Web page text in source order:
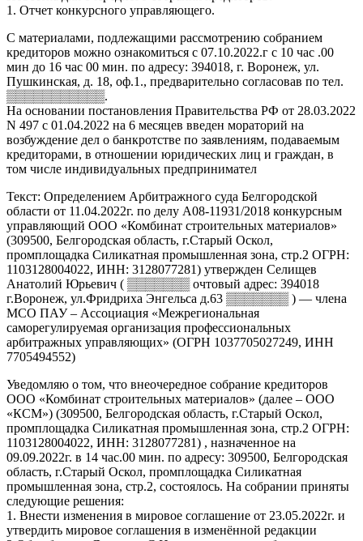
1. Отчет конкурсного управляющего.
С материалами, подлежащими рассмотрению собранием
кредиторов можно ознакомиться с 07.10.2022.г с 10 час .00
мин до 16 час 00 мин. по адресу: 394018, г. Воронеж, ул.
Пушкинская, д. 18, оф.1., предварительно согласовав по тел.
▒▒▒▒▒▒▒▒▒▒▒.
На основании постановления Правительства РФ от 28.03.2022
N 497 с 01.04.2022 на 6 месяцев введен мораторий на
возбуждение дел о банкротстве по заявлениям, подаваемым
кредиторами, в отношении юридических лиц и граждан, в
том числе индивидуальных предпринимател
Текст: Определением Арбитражного суда Белгородской
области от 11.04.2022г. по делу А08-11931/2018 конкурсным
управляющий ООО «Комбинат строительных материалов»
(309500, Белгородская область, г.Старый Оскол,
промплощадка Силикатная промышленная зона, стр.2 ОГРН:
1103128004022, ИНН: 3128077281) утвержден Селищев
Анатолий Юрьевич ( ▒▒▒▒▒▒▒ очтовый адрес: 394018
г.Воронеж, ул.Фридриха Энгельса д.63 ▒▒▒▒▒▒▒ ) — члена
МСО ПАУ – Ассоциация «Межрегиональная
саморегулируемая организация профессиональных
арбитражных управляющих» (ОГРН 1037705027249, ИНН
7705494552)
Уведомляю о том, что внеочередное собрание кредиторов
ООО «Комбинат строительных материалов» (далее – ООО
«КСМ») (309500, Белгородская область, г.Старый Оскол,
промплощадка Силикатная промышленная зона, стр.2 ОГРН:
1103128004022, ИНН: 3128077281) , назначенное на
09.09.2022г. в 14 час.00 мин. по адресу: 309500, Белгородская
область, г.Старый Оскол, промплощадка Силикатная
промышленная зона, стр.2, состоялось. На собрании приняты
следующие решения:
1. Внести изменения в мировое соглашение от 23.05.2022г. и
утвердить мировое соглашения в изменённой редакции